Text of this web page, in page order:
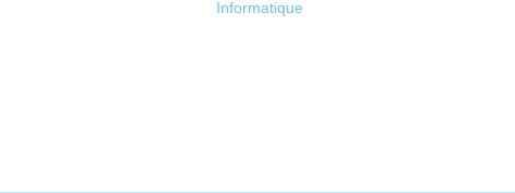
Informatique